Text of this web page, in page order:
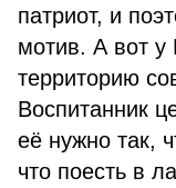
патриот, и
мотив. А вот у
территорию
Воспитанник
её нужно так,
что поесть в